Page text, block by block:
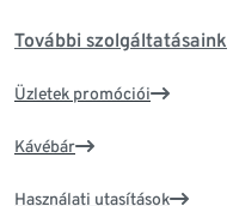
További szolgáltatásaink
Üzletek promóciói
Kávébár
Használati utasítások